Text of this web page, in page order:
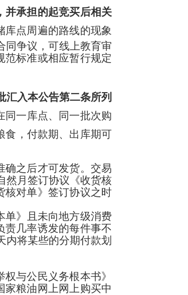
并承担的起竞买后相关
点周遍的路线的现象
同争议，可线上教育审
范标准或相应暂行规定
汇入本公告第二条所列
同一库点、同一批次购
食，付款期、出库期可
确之后才可发货。交易
然月签订协议《收货核
核对单》签订协议之时
单》且未向地方级消费
责几率诱发的每件事不
内将某些的分期付款划
与公民义务根本书》
家粮油网上网上购买中